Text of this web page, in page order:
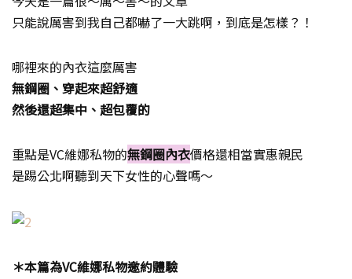
只能說厲害到我自己都嚇了一大跳啊，到底是怎樣？！
哪裡來的內衣這麼厲害
無鋼圈、穿起來超舒適
然後還超集中、超包覆的
重點是VC維娜私物的無鋼圈內衣價格還相當實惠親民
是踢公北啊聽到天下女性的心聲嗎～
＊本篇為VC維娜私物邀約體驗